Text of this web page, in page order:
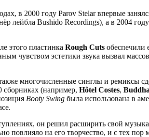
в 2000 году Parov Stelar впервые
лейбла Bushido Recordings), а в 2004
этого пластинка Rough Cuts обеспечили
чувством эстетики звука вызвал
многочисленные синглы и ремиксы
сборниках (например, Hôtel Costes,
Booty Swing была использована в
он решил расширить свой
повлияло на его творчество, и с тех